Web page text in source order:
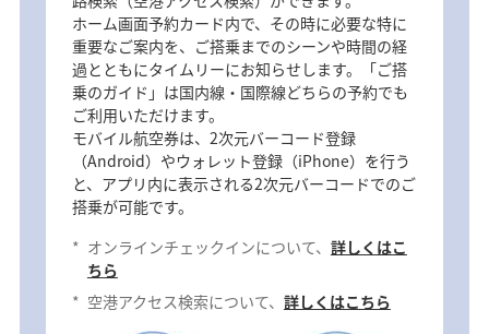
ホーム画面予約カード内で、その時に必要な特に
重要なご案内を、ご搭乗までのシーンや時間の経
過とともにタイムリーにお知らせします。「ご搭
乗のガイド」は国内線・国際線どちらの予約でも
ご利用いただけます。
モバイル航空券は、2次元バーコード登録
（Android）やウォレット登録（iPhone）を行う
と、アプリ内に表示される2次元バーコードでのご
搭乗が可能です。
* オンラインチェックインについて、 詳しくはこ
ちら
* 空港アクセス検索について、 詳しくはこちら